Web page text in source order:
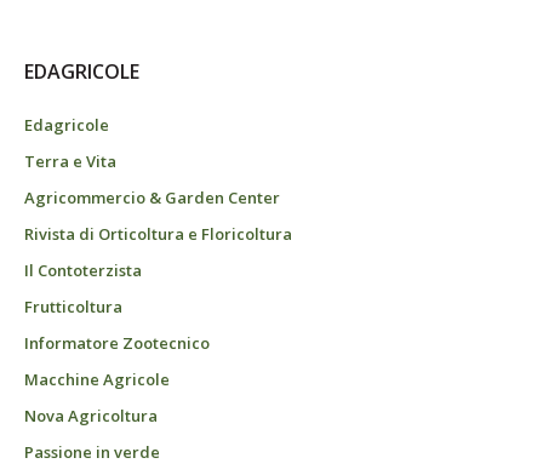
EDAGRICOLE
Edagricole
Terra e Vita
Agricommercio & Garden Center
Rivista di Orticoltura e Floricoltura
Il Contoterzista
Frutticoltura
Informatore Zootecnico
Macchine Agricole
Nova Agricoltura
Passione in verde